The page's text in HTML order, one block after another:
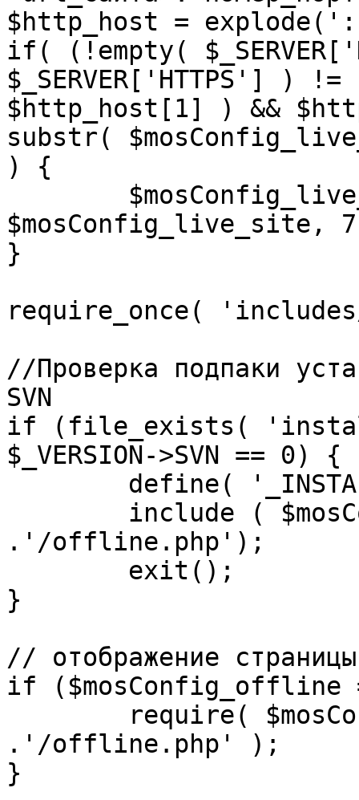
$http_host = explode(':',
if( (!empty(
$_SERVER['HTTPS']
$http_host[1] ) &&
substr(
) {
$mosConfig_live_site,
}
require_once(
//Проверка подпаки
SVN
if (file_exists(
$_VERSION->SVN == 0) {
.'/offline.php');
}
// отображение
if ($mosConfig_offline
.'/offline.php' );
}